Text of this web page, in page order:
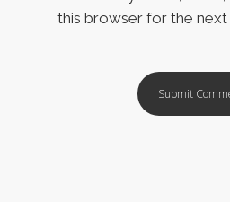
this browser for the